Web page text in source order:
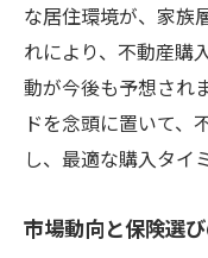
な居住環境が、家族
れにより、不動産購
動が今後も予想され
ドを念頭に置いて、
し、最適な購入タイ
市場動向と保険選